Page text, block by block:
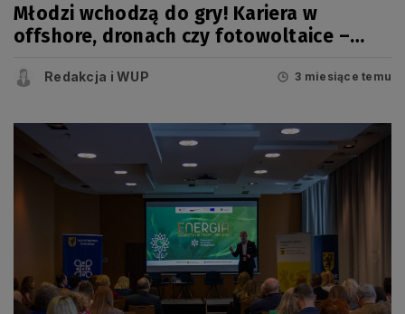
Młodzi wchodzą do gry! Kariera w
offshore, dronach czy fotowoltaice –
Redakcja i WUP 3 miesiące temu